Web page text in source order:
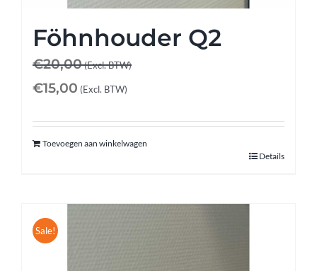
Föhnhouder Q2
€20,00(Excl. BTW)
€15,00 (Excl. BTW)
Toevoegen aan winkelwagen
Details
Sale!